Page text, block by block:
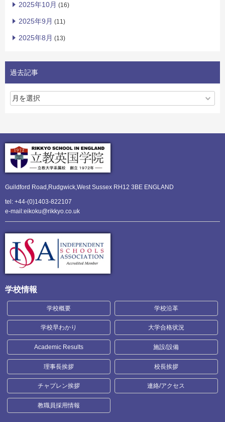
2025年10月 (16)
2025年9月 (11)
2025年8月 (13)
過去記事
Guildford Road,Rudgwick,West Sussex RH12 3BE ENGLAND
tel: +44-(0)1403-822107
e-mail:eikoku@rikkyo.co.uk
学校情報
学校概要 学校沿革
学校早わかり 大学合格状況
Academic Results 施設/設備
理事長挨拶 校長挨拶
チャプレン挨拶 連絡/アクセス
教職員採用情報